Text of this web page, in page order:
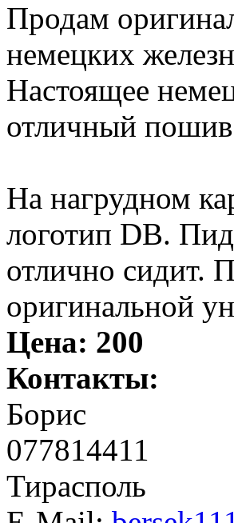
Продам
немецких
Настоящее
отличный
На нагрудном
логотип DB.
отлично сидит.
оригинальной
Цена: 200
Контакты:
Борис
077814411
Тирасполь